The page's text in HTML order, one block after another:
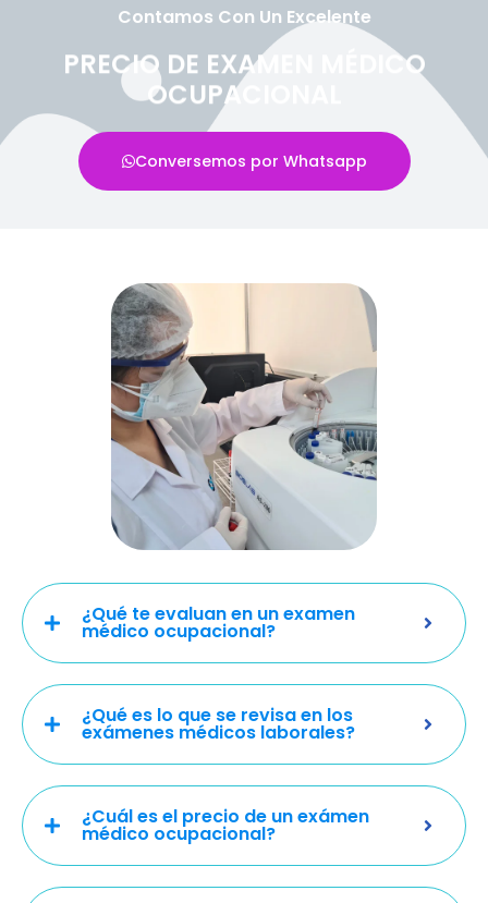
Contamos Con Un Excelente
PRECIO DE EXAMEN MÉDICO
OCUPACIONAL
Conversemos por Whatsapp
¿Qué te evaluan en un examen
médico ocupacional?
¿Qué es lo que se revisa en los
exámenes médicos laborales?
¿Cuál es el precio de un exámen
médico ocupacional?